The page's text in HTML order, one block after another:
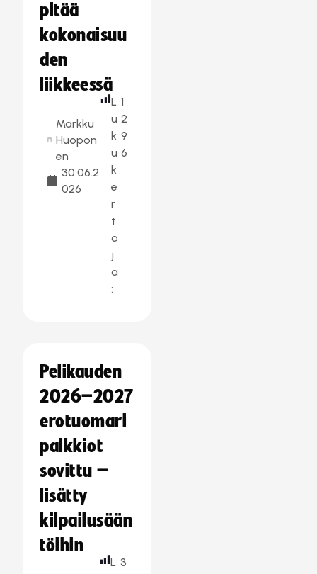
pitää
kokonaisuu
den
liikkeessä
Markku
Huopon
en
30.06.2
026
L
u
k
u
k
e
r
t
o
j
a
:
1
2
9
6
Pelikauden
2026–2027
erotuomari
palkkiot
sovittu –
lisätty
kilpailusään
töihin
L 3